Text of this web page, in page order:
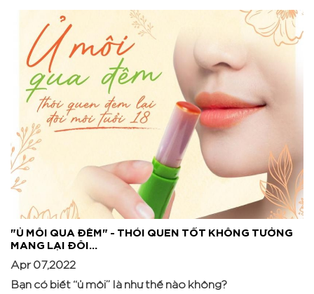
"Ủ MÔI QUA ĐÊM" - THÓI QUEN TỐT KHÔNG TƯỞNG
MANG LẠI ĐÔI...
Apr 07,2022
Bạn có biết “ủ môi” là như thế nào không?